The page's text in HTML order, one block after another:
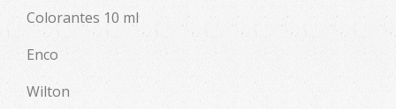
Colorantes 10 ml
Enco
Wilton